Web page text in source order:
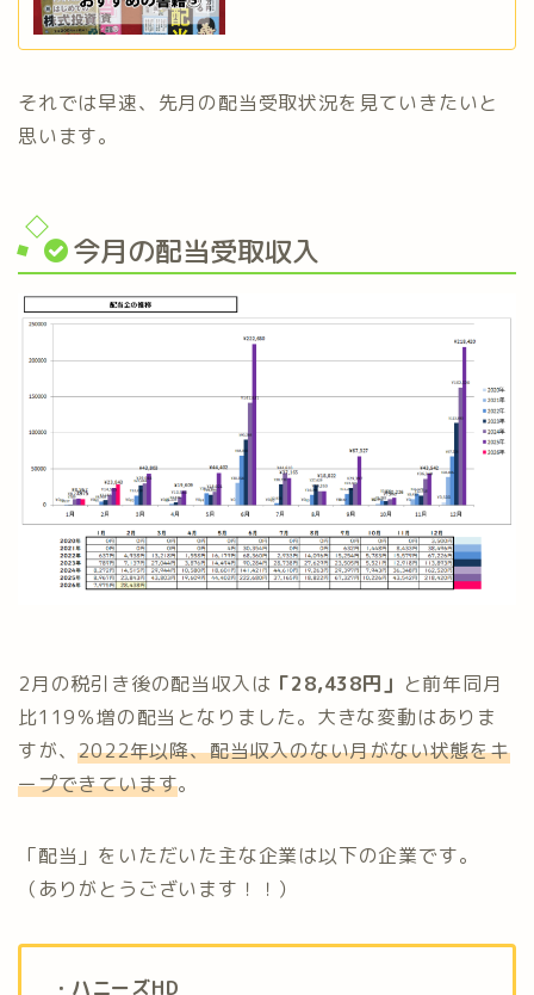
それでは早速、先月の配当受取状況を見ていきたいと
思います。
今月の配当受取収入
2月の税引き後の配当収入は 「28,438円」 と前年同月
比119％増の配当となりました。大きな変動はありま
すが、2022年以降、配当収入のない月がない状態をキ
ープできています。
「配当」をいただいた主な企業は以下の企業です。
（ありがとうございます！！）
・ハニーズHD